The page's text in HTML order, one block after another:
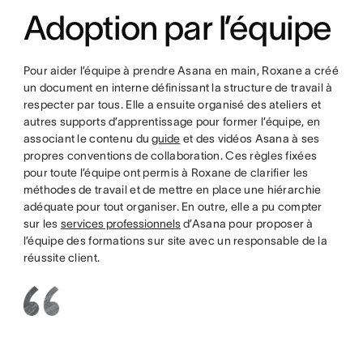
Adoption par l’équipe
Pour aider l’équipe à prendre Asana en main, Roxane a créé
un document en interne définissant la structure de travail à
respecter par tous. Elle a ensuite organisé des ateliers et
autres supports d’apprentissage pour former l’équipe, en
associant le contenu duguide et des vidéos Asana à ses
propres conventions de collaboration. Ces règles fixées
pour toute l’équipe ont permis à Roxane de clarifier les
méthodes de travail et de mettre en place une hiérarchie
adéquate pour tout organiser. En outre, elle a pu compter
sur les services professionnelsd’Asana pour proposer à
l’équipe des formations sur site avec un responsable de la
réussite client.